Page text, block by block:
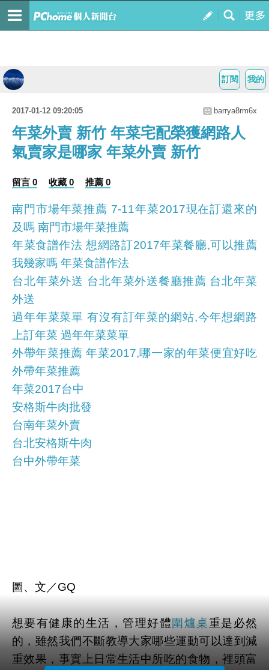
我的
訂閱
2017-01-12 09:20:05 barrya8rm6x
年菜外賣 新竹 年菜宅配榮獲網路人
氣賣家是哪家 年菜外賣 新竹
留言 0 收藏 0 推薦 0
南門市場年菜推薦 7-11年菜2017現在訂還來的
及嗎 南門市場年菜推薦
年菜食譜作法 想網路訂2017年菜餐廳,可以推薦
我幾家嗎 年菜食譜作法
台北年菜外送 台北年菜外送餐廳推薦 台北年菜
外送
過年年菜菜單 有沒有訂年菜的網站,今年想網路
上訂年菜 過年年菜菜單
外帶年菜推薦 年菜2017,哪一家的年菜便宜好吃
外帶年菜推薦
年菜2017台中
安格斯牛肉批發
台南年菜外賣
台北安格斯牛肉
台中外帶年菜
圖、文／GQ
想要有健康的生活，管理好體 圍爐桌重是必然
的，雖然我們不斷教導大家哪些運動可以達到減
重效果，事實上日常生活中所吃的食物，裡頭富